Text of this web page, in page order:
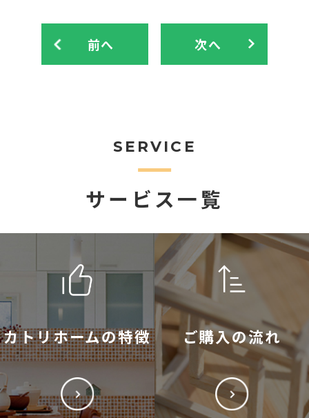
前へ 次へ
SERVICE
サービス一覧
カトリホームの特徴 ご購入の流れ